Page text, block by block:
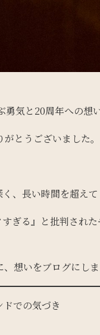
勇気と20周年への想
とうございました。
、長い時間を超え
すぎる』と批判され
想いをブログにしま
ドでの気づき